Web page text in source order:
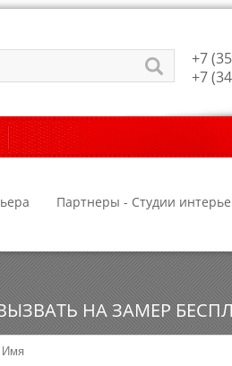
+7
+7
Партнеры - Студии
НА ЗАМЕР